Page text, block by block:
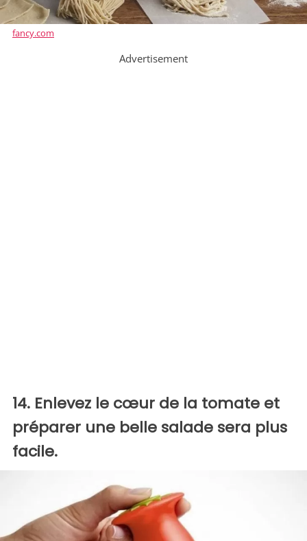
fancy.com
Advertisement
14. Enlevez le cœur de la tomate et
préparer une belle salade sera plus
facile.